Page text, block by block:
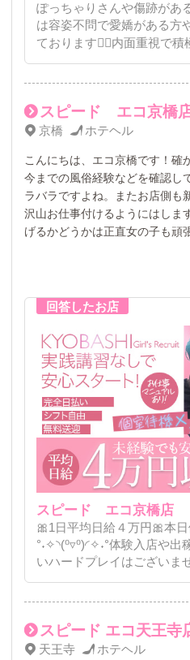
ぽっちゃりさんや傷跡があ
は容姿不問で愛嬌がある方
ております🙆‍♀️内面重視で積
スピード エコ京橋
京橋 ホテヘル
こんにちは、エコ京橋です！確
今までの風俗経験などを確認し
ラバラですよね。またお店側も
沢山お仕事付けるようにはしま
げるかどうかは正直女の子も頑
スピード エコ京橋店
🎀1日平均日給４万円🎀本日
°˖✧◝(⁰▿⁰)◜✧˖°体験入店や
いハードプレイはございま
スピード エコ天王寺
天王寺 ホテヘル